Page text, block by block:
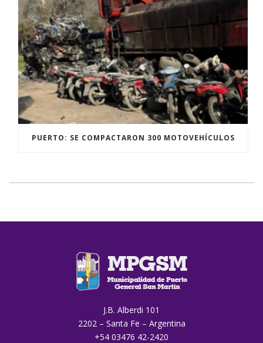
PUERTO: SE COMPACTARON 300 MOTOVEHÍCULOS
J.B. Alberdi 101
2202 – Santa Fe – Argentina
+54 03476 42-2420